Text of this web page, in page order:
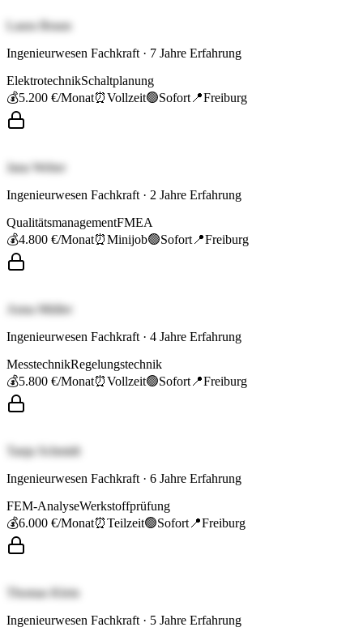
Laura Braun
Ingenieurwesen Fachkraft · 7 Jahre Erfahrung
ElektrotechnikSchaltplanung
💰5.200 €/Monat⏰Vollzeit🟢Sofort 📍Freiburg
Jana Weber
Ingenieurwesen Fachkraft · 2 Jahre Erfahrung
QualitätsmanagementFMEA
💰4.800 €/Monat⏰Minijob🟢Sofort 📍Freiburg
Anna Müller
Ingenieurwesen Fachkraft · 4 Jahre Erfahrung
MesstechnikRegelungstechnik
💰5.800 €/Monat⏰Vollzeit🟢Sofort 📍Freiburg
Tanja Schmidt
Ingenieurwesen Fachkraft · 6 Jahre Erfahrung
FEM-AnalyseWerkstoffprüfung
💰6.000 €/Monat⏰Teilzeit🟢Sofort 📍Freiburg
Thomas Klein
Ingenieurwesen Fachkraft · 5 Jahre Erfahrung